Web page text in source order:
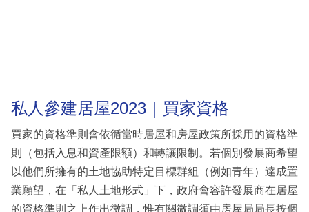
私人參建居屋2023｜買家資格
買家的資格準則會依循當時居屋和房屋政策所採用的資格準
則（包括入息和資產限額）和轉讓限制。若個別發展商希望
以他們所擁有的土地協助特定目標群組（例如青年）達成置
業願望，在「私人土地形式」下，政府會容許發展商在居屋
的資格準則之上作出微調，惟有關微調須由房屋局局長按個